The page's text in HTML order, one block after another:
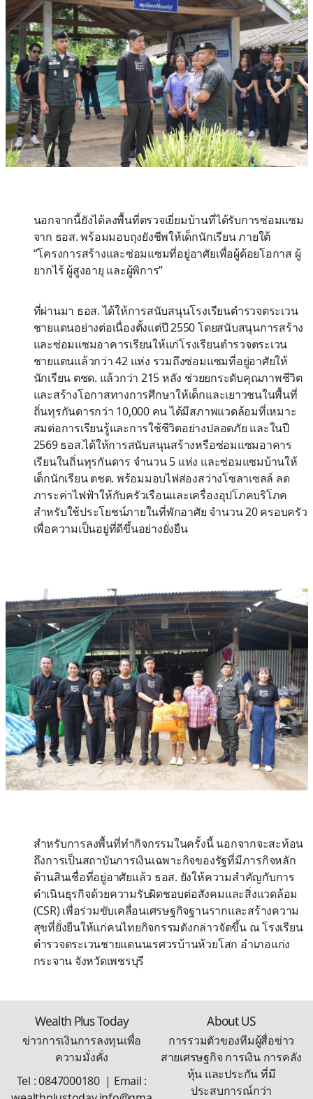
นอกจากนี้ยังได้ลงพื้นที่ตรวจเยี่ยมบ้านที่ได้รับการซ่อมแซม
จาก ธอส. พร้อมมอบถุงยังชีพให้เด็กนักเรียน ภายใต้
“โครงการสร้างและซ่อมแซมที่อยู่อาศัยเพื่อผู้ด้อยโอกาส ผู้
ยากไร้ ผู้สูงอายุ และผู้พิการ”
ที่ผ่านมา ธอส. ได้ให้การสนับสนุนโรงเรียนตำรวจตระเวน
ชายแดนอย่างต่อเนื่องตั้งแต่ปี 2550 โดยสนับสนุนการสร้าง
และซ่อมแซมอาคารเรียนให้แก่โรงเรียนตำรวจตระเวน
ชายแดนแล้วกว่า 42 แห่ง รวมถึงซ่อมแซมที่อยู่อาศัยให้
นักเรียน ตชด. แล้วกว่า 215 หลัง ช่วยยกระดับคุณภาพชีวิต
และสร้างโอกาสทางการศึกษาให้เด็กและเยาวชนในพื้นที่
ถิ่นทุรกันดารกว่า 10,000 คน ได้มีสภาพแวดล้อมที่เหมาะ
สมต่อการเรียนรู้และการใช้ชีวิตอย่างปลอดภัย และในปี
2569 ธอส.ได้ให้การสนับสนุนสร้างหรือซ่อมแซมอาคาร
เรียนในถิ่นทุรกันดาร จำนวน 5 แห่ง และซ่อมแซมบ้านให้
เด็กนักเรียน ตชด. พร้อมมอบไฟส่องสว่างโซลาเซลล์ ลด
ภาระค่าไฟฟ้าให้กับครัวเรือนและเครื่องอุปโภคบริโภค
สำหรับใช้ประโยชน์ภายในที่พักอาศัย จำนวน 20 ครอบครัว
เพื่อความเป็นอยู่ที่ดีขึ้นอย่างยั่งยืน
สำหรับการลงพื้นที่ทำกิจกรรมในครั้งนี้ นอกจากจะสะท้อน
ถึงการเป็นสถาบันการเงินเฉพาะกิจของรัฐที่มีภารกิจหลัก
ด้านสินเชื่อที่อยู่อาศัยแล้ว ธอส. ยังให้ความสำคัญกับการ
ดำเนินธุรกิจด้วยความรับผิดชอบต่อสังคมและสิ่งแวดล้อม
(CSR) เพื่อร่วมขับเคลื่อนเศรษฐกิจฐานรากและสร้างความ
สุขที่ยั่งยืนให้แก่คนไทยกิจกรรมดังกล่าวจัดขึ้น ณ โรงเรียน
ตำรวจตระเวนชายแดนนเรศวรบ้านห้วยโสก อำเภอแก่ง
กระจาน จังหวัดเพชรบุรี
Wealth Plus Today
ข่าวการเงินการลงทุนเพื่อ
ความมั่งคั่ง
Tel : 0847000180 | Email :
About US
การรวมตัวของทีมผู้สื่อข่าว
สายเศรษฐกิจ การเงิน การคลัง
หุ้น และประกัน ที่มี
ประสบการณ์กว่า